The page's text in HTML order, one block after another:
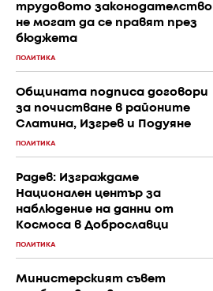
трудовото законодателство
не могат да се правят през
бюджета
ПОЛИТИКА
Общината подписа договори
за почистване в районите
Слатина, Изгрев и Подуяне
ПОЛИТИКА
Радев: Изграждаме
Национален център за
наблюдение на данни от
Космоса в Доброславци
ПОЛИТИКА
Министерският съвет